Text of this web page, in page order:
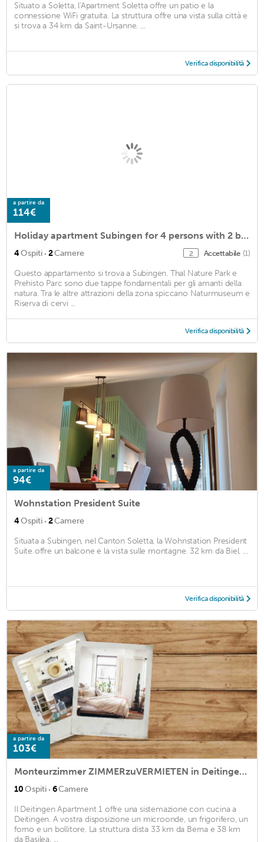
Situato a Soletta, l'Apartment Soletta offre un patio e la
connessione WiFi gratuita. La struttura offre una vista sulla città e
si trova a 34 km da Saint-Ursanne. ...
Verifica disponibilità
a partire da
114€
Holiday apartment Subingen for 4 persons with 2 bedrooms - Holiday apartment in a farmhouse
4Ospiti · 2Camere 2 Accettabile (1)
Questo appartamento si trova a Subingen. Thal Nature Park e
Prehisto Parc sono due tappe fondamentali per gli amanti della
natura. Tra le altre attrazioni della zona spiccano Naturmuseum e
Riserva di cervi ...
Verifica disponibilità
a partire da
94€
Wohnstation President Suite
4Ospiti · 2Camere
Situata a Subingen, nel Canton Soletta, la Wohnstation President
Suite offre un balcone e la vista sulle montagne. 32 km da Biel. ...
Verifica disponibilità
a partire da
103€
Monteurzimmer ZIMMERzuVERMIETEN in Deitingen Neumatt
10Ospiti · 6Camere
Il Deitingen Apartment 1 offre una sistemazione con cucina a
Deitingen. A vostra disposizione un microonde, un frigorifero, un
forno e un bollitore. La struttura dista 33 km da Berna e 38 km
da Basilea. ...